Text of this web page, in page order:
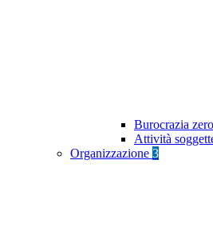
Burocrazia zero
Attività
Organizzazione 3